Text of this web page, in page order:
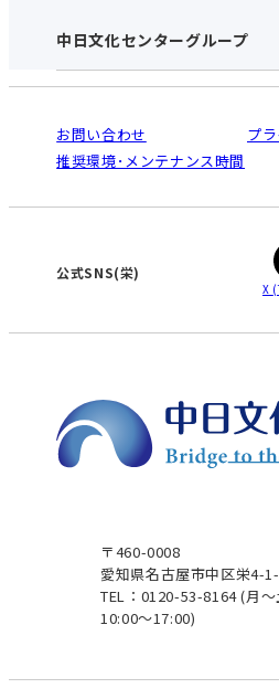
アクセス･営業時間
お申し込みの流れ
入会と受講のご案内
中日文化センターHOME
中日文化センターとは
受講規約・会員特典
ご利用ガイド
オンライン講座受講の
WEBサイトのよくある
中日文化センターグループ
南大高
高蔵寺
津
お問い合わせ
プ
推奨環境･メンテナンス時間
〒460-0008
愛知県名古屋市中区栄4-
TEL：0120-53-8164(月
10:00～17:00)
公式SNS(栄)
X